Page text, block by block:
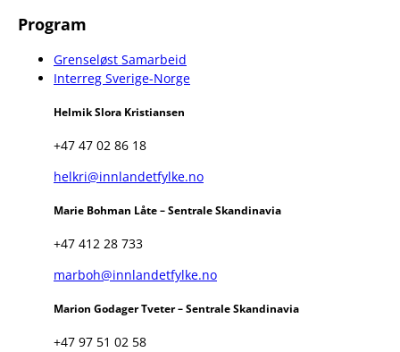
Program
Grenseløst Samarbeid
Interreg Sverige-Norge
Helmik Slora Kristiansen
+47 47 02 86 18
helkri@innlandetfylke.no
Marie Bohman Låte – Sentrale Skandinavia
+47 412 28 733
marboh@innlandetfylke.no
Marion Godager Tveter – Sentrale Skandinavia
+47 97 51 02 58